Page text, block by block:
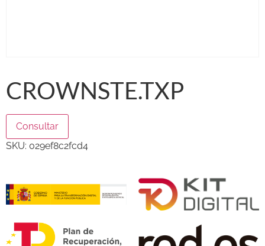
CROWNSTE.TXP
Consultar
SKU: 029ef8c2fcd4